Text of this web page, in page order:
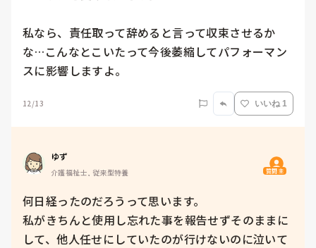
私なら、責任取って辞めると言って収束させるか
な…こんなとこいたって今後萎縮してパフォーマン
スに影響しますよ。
12/13 いいね 1
ゆず
介護福祉士, 従来型特養 質問主
何日経ったのだろうって思います。
私がきちんと使用し忘れた事を報告せずそのままに
して、他人任せにしていたのが行けないのに泣いて